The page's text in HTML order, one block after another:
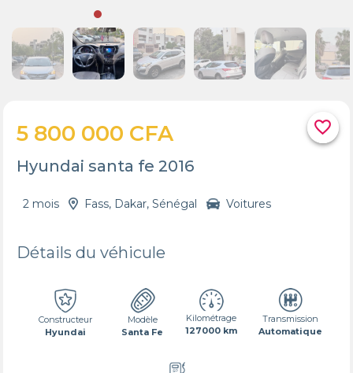
favorite_border
5 800 000 CFA
Hyundai santa fe 2016
2 mois Fass, Dakar, Sénégal Voitures
Détails du véhicule
Constructeur
Hyundai
Modèle
Santa Fe
Kilométrage
127000 km
Transmission
Automatique